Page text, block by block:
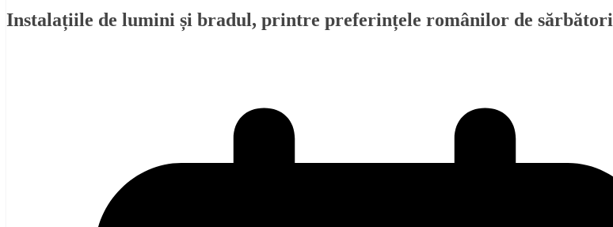
Instalațiile de lumini și bradul, printre preferințele românilor de sărbători